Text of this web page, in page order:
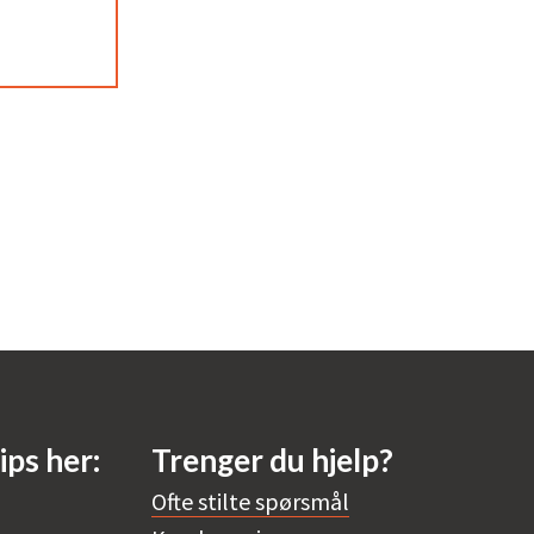
her: Trenger du hjelp?
Ofte stilte spørsmål